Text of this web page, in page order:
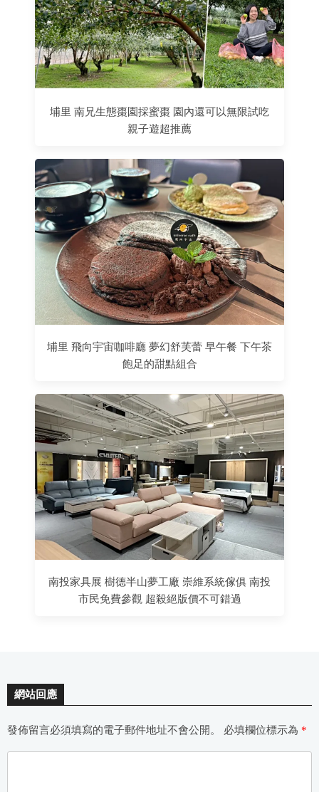
埔里 南兄生態棗園採蜜棗 園內還可以無限試吃
親子遊超推薦
埔里 飛向宇宙咖啡廳 夢幻舒芙蕾 早午餐 下午茶
飽足的甜點組合
南投家具展 樹德半山夢工廠 崇維系統傢俱 南投
市民免費參觀 超殺絕版價不可錯過
網站回應
發佈留言必須填寫的電子郵件地址不會公開。 必填欄位標示為 *